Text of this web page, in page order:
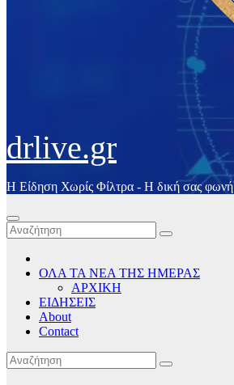
drlive.gr
Η Είδηση Χωρίς Φίλτρα - H δική σας φωνή
ΟΛΑ ΤΑ ΝΕΑ ΤΗΣ ΗΜΕΡΑΣ
ΑΡΧΙΚΗ
ΕΙΔΗΣΕΙΣ
About
Contact